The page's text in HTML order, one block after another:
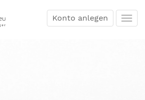
Konto anlegen